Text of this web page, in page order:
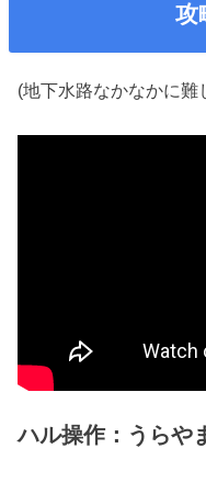
攻
(地下水路なかなかに
ハル操作：うらや